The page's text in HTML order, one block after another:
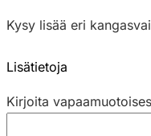
Kysy lisää eri
Lisätietoja
Kirjoita